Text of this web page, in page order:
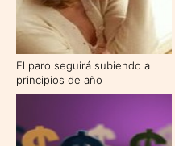
El paro seguirá subiendo a
principios de año